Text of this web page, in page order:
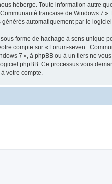
héberge. Toute information autre
francaise de Windows 7
automatiquement par le logiciel
forme de hachage à sens unique
compte sur « Forum-seven :
7 », à phpBB ou à un tiers ne
phpBB. Ce processus vous
votre compte.